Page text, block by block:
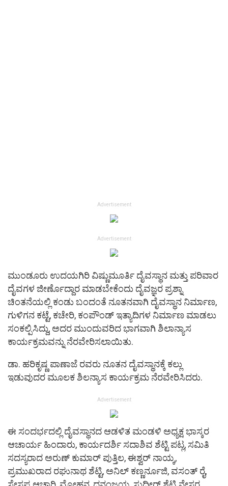
Advertisement
Advertisement
ಮುಂಡೂರು ಉದಯಗಿರಿ ವಿಷ್ಣುಮೂರ್ತಿ ದೈವಸ್ಥಾನ ಮತ್ತು ಪರಿವಾರ
ದೈವಗಳ ಜೀರ್ಣೊದ್ದಾರ ಮಾಡಬೇಕೆಂದು ದೈವಜ್ಞರ ಪ್ರಶ್ನಾ
ಚಿಂತನೆಯಲ್ಲಿ ಕಂಡು ಬಂದಂತೆ ನೂತನವಾಗಿ ದೈವಸ್ಥಾನ ನಿರ್ಮಾಣ,
ಗುಳಿಗನ ಕಟ್ಟೆ, ಕಚೇರಿ, ಕಂಪೌಂಡ್ ಇತ್ಯಾದಿಗಳ ನಿರ್ಮಾಣ ಮಾಡಲು
ಸಂಕಲ್ಪಿಸಿದ್ದು, ಅದರ ಮುಂದುವರಿದ ಭಾಗವಾಗಿ ಶಿಲಾನ್ಯಾಸ
ಕಾರ್ಯಕ್ರಮವನ್ನು ನೆರವೇರಿಸಲಾಯಿತು.
ಡಾ. ಹರಿಕೃಷ್ಣ ಪಾಣಾಜೆ ರವರು ನೂತನ ದೈವಸ್ಥಾನಕ್ಕೆ ಕಲ್ಲು
ಇಡುವುದರ ಮೂಲಕ ಶಿಲನ್ಯಾಸ ಕಾರ್ಯಕ್ರಮ ನೆರವೇರಿಸಿದರು.
Advertisement
ಈ ಸಂದರ್ಭದಲ್ಲಿ ದೈವಸ್ಥಾನದ ಆಡಳಿತ ಮಂಡಳಿ ಅಧ್ಯಕ್ಷ ಭಾಸ್ಕರ
ಆಚಾರ್ಯ ಹಿಂದಾರು, ಕಾರ್ಯದರ್ಶಿ ಸದಾಶಿವ ಶೆಟ್ಟಿ ಪಟ್ಲ, ಸಮಿತಿ
ಸದಸ್ಯರಾದ ಅರುಣ್ ಕುಮಾರ್ ಪುತ್ತಿಲ, ಈಶ್ವರ್ ನಾಯ್ಕ,
ಪ್ರಮುಖರಾದ ರಘುನಾಥ ಶೆಟ್ಟಿ, ಅನಿಲ್ ಕಣ್ಣರ್ನೂಜಿ, ವಸಂತ್ ರೈ,